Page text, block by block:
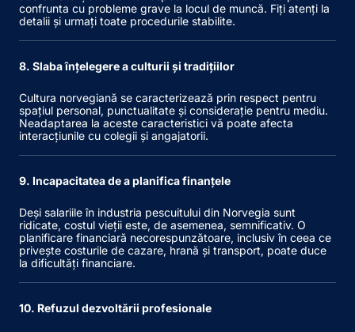
confrunta cu probleme grave la locul de muncă. Fiți atenți la
detalii și urmați toate procedurile stabilite.
8. Slaba înțelegere a culturii și tradițiilor
Cultura norvegiană se caracterizează prin respect pentru
spațiul personal, punctualitate și considerație pentru mediu.
Neadaptarea la aceste caracteristici vă poate afecta
interacțiunile cu colegii și angajatorii.
9. Incapacitatea de a planifica finanțele
Deși salariile în industria pescuitului din Norvegia sunt
ridicate, costul vieții este, de asemenea, semnificativ. O
planificare financiară necorespunzătoare, inclusiv în ceea ce
privește costurile de cazare, hrană și transport, poate duce
la dificultăți financiare.
10. Refuzul dezvoltării profesionale